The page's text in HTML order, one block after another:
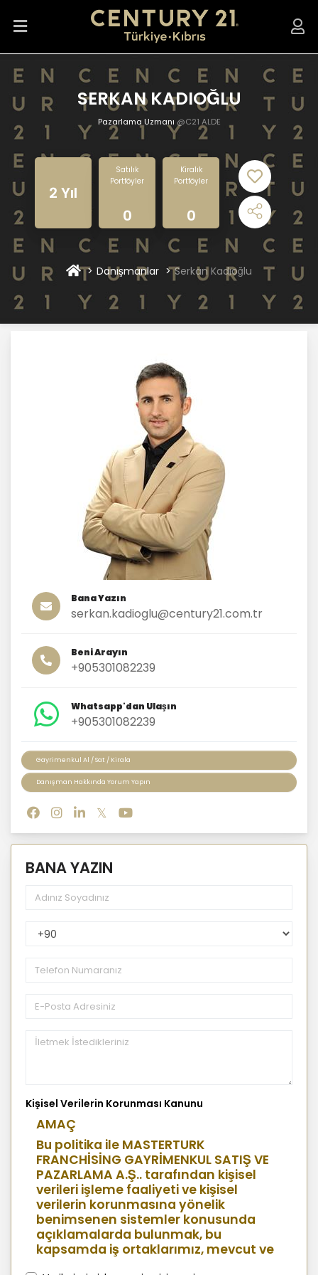
SERKAN KADIOĞLU
Pazarlama Uzmanı @C21 ALDE
2 Yıl
Satılık
Portföyler
0
Kiralık
Portföyler
0
Danışmanlar Serkan Kadıoğlu
Bana Yazın
serkan.kadioglu@century21.com.tr
Beni Arayın
+905301082239
Whatsapp'dan Ulaşın
+905301082239
Gayrimenkul Al / Sat / Kirala
Danışman Hakkında Yorum Yapın
BANA YAZIN
PhoneNumberCountryPhoneCode
Kişisel Verilerin Korunması Kanunu
AMAÇ
Bu politika ile MASTERTURK
FRANCHİSİNG GAYRİMENKUL SATIŞ VE
PAZARLAMA A.Ş.. tarafından kişisel
verileri işleme faaliyeti ve kişisel
verilerin korunmasına yönelik
benimsenen sistemler konusunda
açıklamalarda bulunmak, bu
kapsamda iş ortaklarımız, mevcut ve